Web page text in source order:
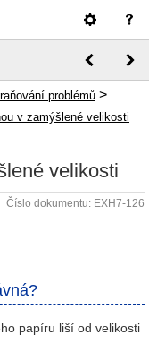
problémů >
v zamýšlené velikosti
velikosti
Číslo dokumentu: EXH7-126
papíru liší od velikosti